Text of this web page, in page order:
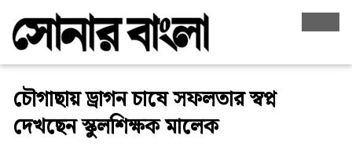
চৌগাছায় ড্রাগন চাষে সফলতার স্বপ্ন
দেখছেন স্কুলশিক্ষক মালেক